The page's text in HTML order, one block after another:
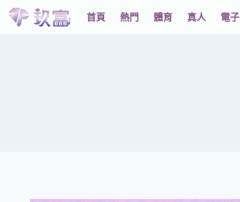
首頁 熱門 體育 真人 電子